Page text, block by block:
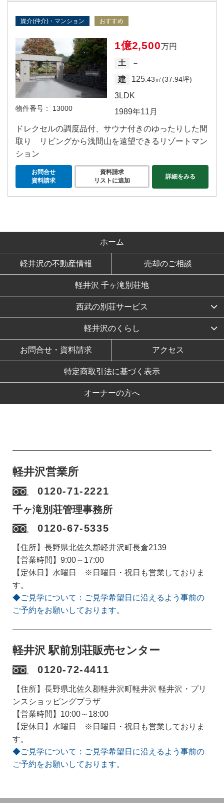
媒介(仲介)・マンション おすすめ
物件番号： 13000
1億2,500万円
土
－
建
125.43㎡(37.94坪)
3LDK
1989年11月
ドレクセルの調度品付、サウナ付きのゆったりした間
取り リビングから浅間山を遠望できるリゾートマン
ション
お問合せ
資料請求
資料請求
リストに追加
詳細をみる
ホーム
軽井沢の不動産情報 売却のご相談
軽井沢 千ヶ滝別荘地
西武の別荘サービス
軽井沢のくらし
お問合せ・資料請求 アクセス
特定商取引法に基づく表示
オーナーの方へ
軽井沢営業所
0120-71-2221
千ヶ滝別荘管理事務所
0120-67-5335
【住所】長野県北佐久郡軽井沢町長倉2139
【営業時間】9:00～17:00
【定休日】水曜日 ※日曜日・祝日も営業しておりま
す。
◆ご見学について：ご見学希望日に沿えるよう事前の
ご予約をお願いしております。
軽井沢 駅前別荘販売センター
0120-72-4411
【住所】長野県北佐久郡軽井沢町軽井沢 軽井沢・プリ
ンスショッピングプラザ
【営業時間】10:00～18:00
【定休日】水曜日 ※日曜日・祝日も営業しておりま
す。
◆ご見学について：ご見学希望日に沿えるよう事前の
ご予約をお願いしております。